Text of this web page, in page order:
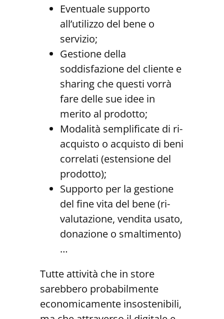
Eventuale supporto
all’utilizzo del bene o
servizio;
Gestione della
soddisfazione del cliente e
sharing che questi vorrà
fare delle sue idee in
merito al prodotto;
Modalità semplificate di ri-
acquisto o acquisto di beni
correlati (estensione del
prodotto);
Supporto per la gestione
del fine vita del bene (ri-
valutazione, vendita usato,
donazione o smaltimento)
…
Tutte attività che in store
sarebbero probabilmente
economicamente insostenibili,